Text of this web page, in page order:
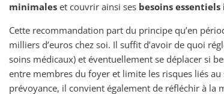
minimales et couvrir ainsi ses besoins
Cette recommandation part du principe qu’en
milliers d’euros chez soi. Il suffit d’avoir de quoi
soins médicaux) et éventuellement se déplacer si
entre membres du foyer et limite les risques liés
prévoyance, il convient également de réfléchir à la